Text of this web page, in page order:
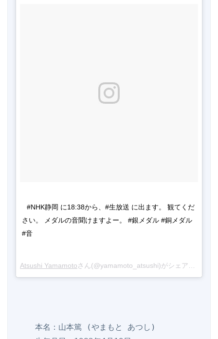
#NHK静岡 に18:38から、#生放送 に出ます。 観てくだ
さい。 メダルの音聞けますよー。 #銀メダル #銅メダル
#音
Atsushi Yamamotoさん(@yamamoto_atsushi)がシェアした投稿 -